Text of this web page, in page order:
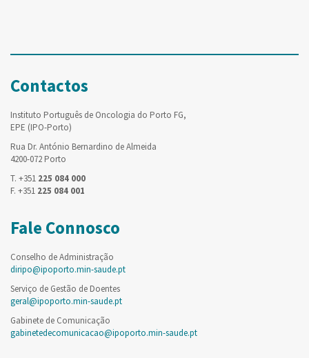
Contactos
Instituto Português de Oncologia do Porto FG,
EPE (IPO-Porto)
Rua Dr. António Bernardino de Almeida
4200-072 Porto
T. +351 225 084 000
F. +351 225 084 001
Fale Connosco
Conselho de Administração
diripo@ipoporto.min-saude.pt
Serviço de Gestão de Doentes
geral@ipoporto.min-saude.pt
Gabinete de Comunicação
gabinetedecomunicacao@ipoporto.min-saude.pt